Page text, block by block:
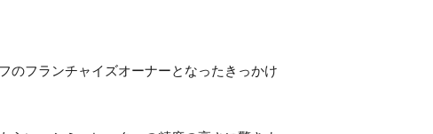
のフランチャイズオーナーとなったきっかけ